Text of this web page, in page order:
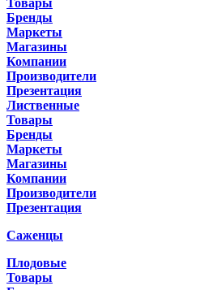
Товары
Бренды
Маркеты
Магазины
Компании
Производители
Презентация
Лиственные
Товары
Бренды
Маркеты
Магазины
Компании
Производители
Презентация
Саженцы
Плодовые
Товары